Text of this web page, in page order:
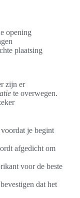
opening
plaatsing
zijn er
te overwegen.
je begint
afgedicht om
voor de beste
dat het